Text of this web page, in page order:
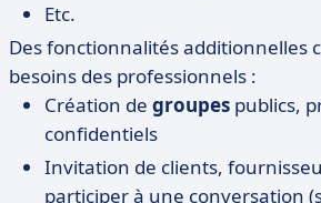
Etc.
Des fonctionnalités additionnelles
besoins des professionnels :
Création de groupes publics,
confidentiels
Invitation de clients,
participer à une conversation